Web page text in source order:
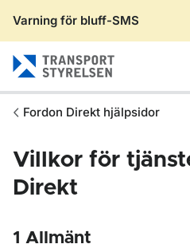
Varning för bluff-SMS
Fordon Direkt hjälpsidor
Villkor för
Direkt
1 Allmänt